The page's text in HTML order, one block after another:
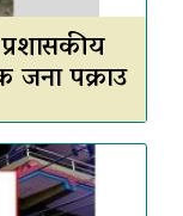
जना पक्राउ